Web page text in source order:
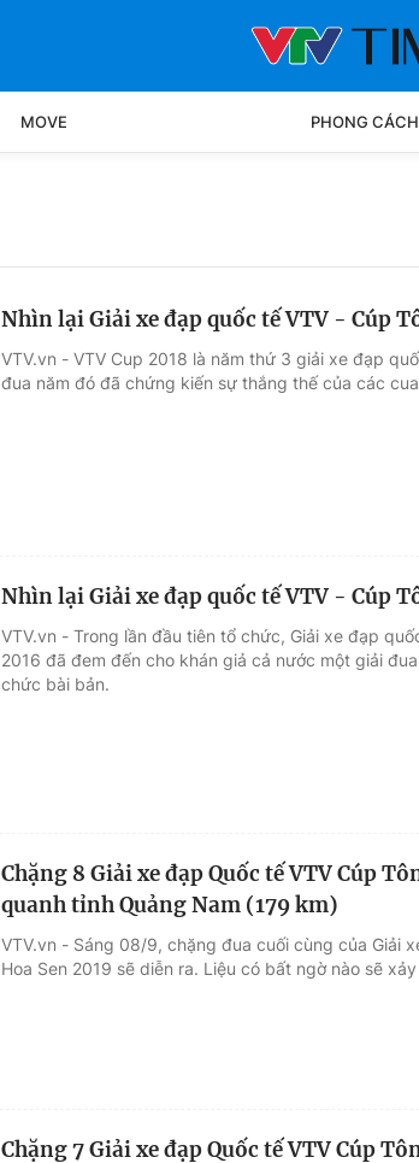
MOVE PHONG CÁCH
Nhìn lại Giải xe đạp quốc tế VTV - Cúp
VTV.vn - VTV Cup 2018 là năm thứ 3 giải xe đạp
đua năm đó đã chứng kiến sự thắng thế của các
Nhìn lại Giải xe đạp quốc tế VTV - Cúp
VTV.vn - Trong lần đầu tiên tổ chức, Giải xe đạp
2016 đã đem đến cho khán giả cả nước một giải
chức bài bản.
Chặng 8 Giải xe đạp Quốc tế VTV Cúp
quanh tỉnh Quảng Nam (179 km)
VTV.vn - Sáng 08/9, chặng đua cuối cùng của Giải
Hoa Sen 2019 sẽ diễn ra. Liệu có bất ngờ nào sẽ
Chặng 7 Giải xe đạp Quốc tế VTV Cúp